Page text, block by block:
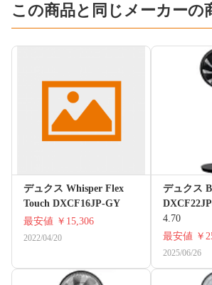
この商品と同じメーカーの
デュクス Whisper Flex
Touch DXCF16JP-GY
最安値 ￥15,306
2022/04/20
デュクス
4.70
最安値 ￥
2025/06/26